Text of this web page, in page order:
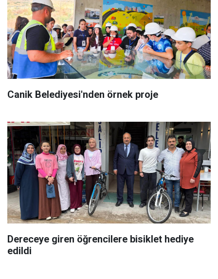
Canik Belediyesi'nden örnek proje
Dereceye giren öğrencilere bisiklet hediye
edildi